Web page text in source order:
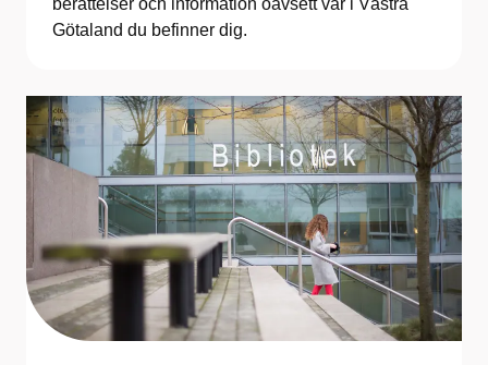
berättelser och information oavsett var i Västra
Götaland du befinner dig.